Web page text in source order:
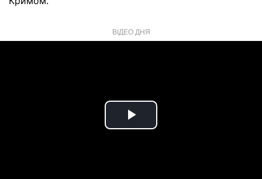
ВІДЕО ДНЯ
Play